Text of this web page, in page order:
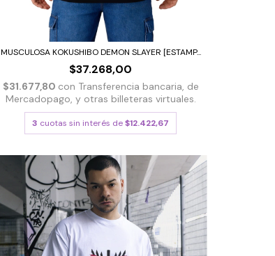
MUSCULOSA KOKUSHIBO DEMON SLAYER [ESTAMP...
$37.268,00
$31.677,80 con Transferencia bancaria, de
Mercadopago, y otras billeteras virtuales.
3 cuotas sin interés de$12.422,67